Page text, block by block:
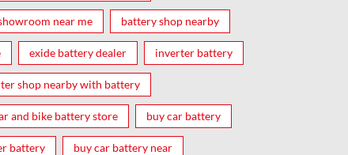
near me battery shop nearby
exide battery dealer inverter battery
shop nearby with battery
and bike battery store buy car battery
battery buy car battery near